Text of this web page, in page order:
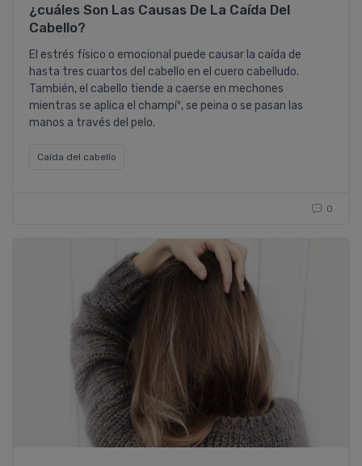
¿cuáles Son Las Causas De La Caí­da Del
Cabello?
El estrés fí­sico o emocional puede causar la caí­da de
hasta tres cuartos del cabello en el cuero cabelludo.
También, el cabello tiende a caerse en mechones
mientras se aplica el champíº, se peina o se pasan las
manos a través del pelo.
Caí­da del cabello
0